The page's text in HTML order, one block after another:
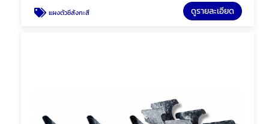
แผงตัวซีสังกะสี ดูรายละเอียด